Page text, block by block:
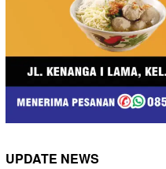
UPDATE NEWS